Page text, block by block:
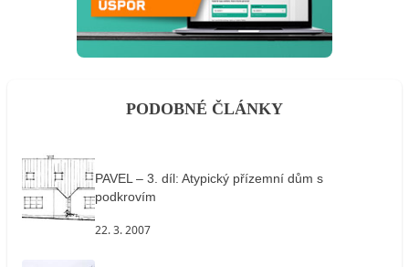
PODOBNÉ ČLÁNKY
PAVEL – 3. díl: Atypický přízemní dům s
podkrovím
22. 3. 2007